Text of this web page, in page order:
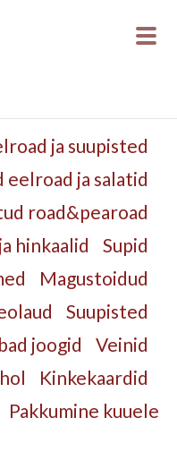
ja suupisted
eelroad ja salatid
road&pearoad
hinkaalid
Supid
Magustoidud
Suupisted
joogid
Veinid
Kinkekaardid
Pakkumine kuuele